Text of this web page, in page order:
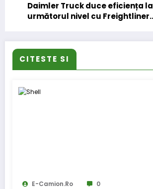
Daimler Truck duce eficiența la
următorul nivel cu Freightliner
CITESTE SI
E-Camion.ro 0